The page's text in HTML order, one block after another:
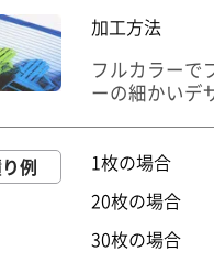
加工方法
フルカラーで
ーの細かいデ
例 1枚の場合
20枚の場合
30枚の場合